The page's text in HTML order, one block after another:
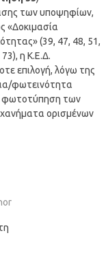
των υποψηφίων,
«Δοκιμασία
(39, 47, 48, 51,
η Κ.Ε.Δ.
επιλογή, λόγω της
φωτεινότητα
φωτοτύπηση των
ορισμένων